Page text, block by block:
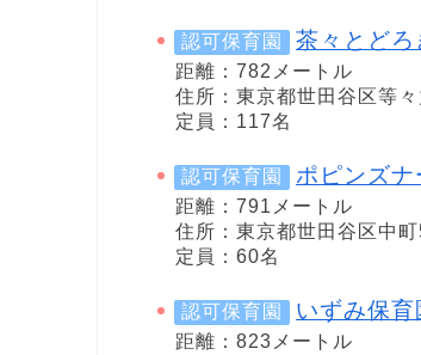
認可保育園 茶々とどろ
距離：782メートル
住所：東京都世田谷区等
定員：117名
認可保育園 ポピンズ
距離：791メートル
住所：東京都世田谷区中
定員：60名
認可保育園 いずみ保育
距離：823メートル